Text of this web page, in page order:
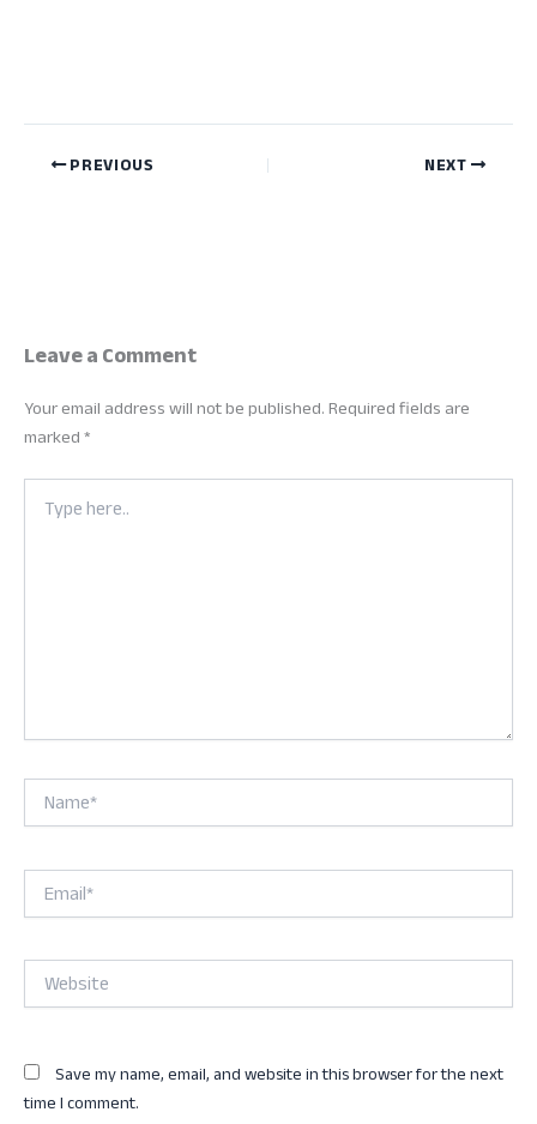
PREVIOUS NEXT
Leave a Comment
Your email address will not be published.Required fields are
marked*
Type
here..
Name*
Email*
Website
Save my name, email, and website in this browser for the next
time I comment.